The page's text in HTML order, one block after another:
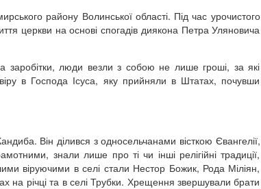
району Волинської області. Під час урочистого
церкви на основі спогадів диякона Петра Уляновича
заробітки, люди везли з собою не лише гроші, за які
в Господа Ісуса, яку прийняли в Штатах, почувши
Він ділився з односельчанами вісткою Євангелії,
знали лише про ті чи інші релігійні традиції,
віруючими в селі стали Нестор Божик, Рода Міліян,
річці та в селі Трубки. Хрещення звершували брати